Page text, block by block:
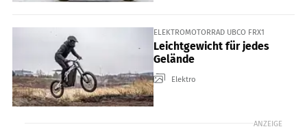
ELEKTROMOTORRAD UBCO FRX1
Leichtgewicht für jedes
Gelände
Elektro
ANZEIGE